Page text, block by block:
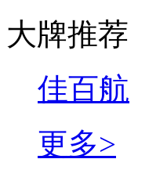
大牌推荐
佳百航
更多>